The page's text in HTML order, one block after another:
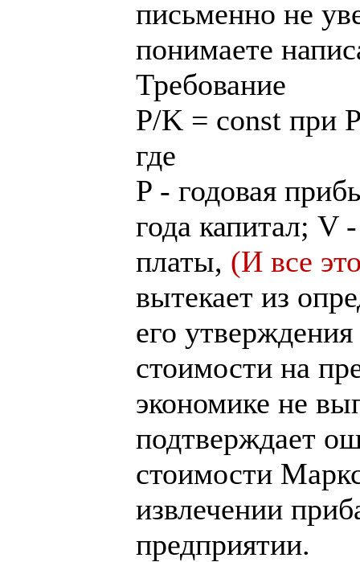
письменно не
понимаете
Требование
P/K = const при
где
P - годовая
года капитал; V
платы, (И все
вытекает из
его
стоимости на
экономике не
подтверждает
стоимости
извлечении
предприятии.